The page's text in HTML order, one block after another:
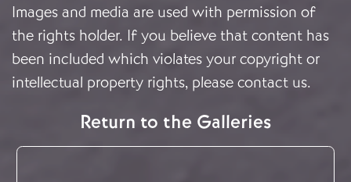
Images and media are used with permission of
the rights holder. If you believe that content has
been included which violates your copyright or
intellectual property rights, please contact us.
Return to the Galleries